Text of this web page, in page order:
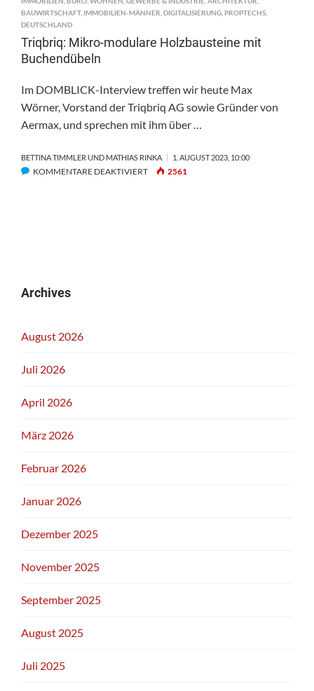
BAUWIRTSCHAFT, IMMOBILIEN-MÄNNER DIGITALISIERUNG PROPTECHS
DEUTSCHLAND
Triqbriq: Mikro-modulare Holzbausteine mit
Buchendübeln
Im DOMBLICK-Interview treffen wir heute Max
Wörner, Vorstand der Triqbriq AG sowie Gründer von
Aermax, und sprechen mit ihm über …
BETTINA TIMMLER UND MATHIAS RINKA 1. AUGUST 2023, 10:00
KOMMENTARE DEAKTIVIERTFÜR 2561
Archives
August 2026
Juli 2026
April 2026
März 2026
Februar 2026
Januar 2026
Dezember 2025
November 2025
September 2025
August 2025
Juli 2025